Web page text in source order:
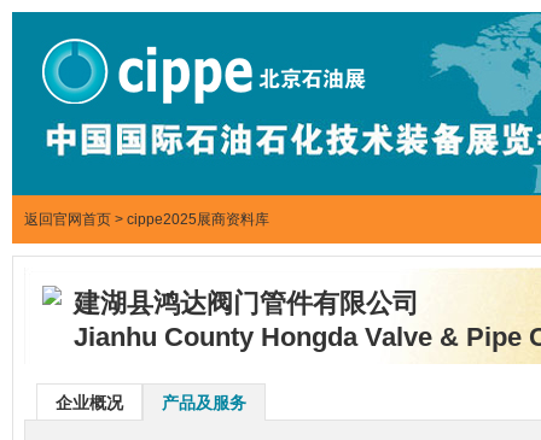
返回官网首页 > cippe2025展商资料库
建湖县鸿达阀门管件有限公司
Jianhu County Hongda Valve & Pipe
企业概况 产品及服务